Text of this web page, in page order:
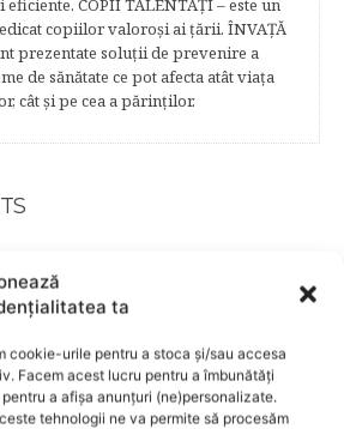
ta
cookie-urile pentru a stoca și/sau accesa
Facem acest lucru pentru a îmbunătăți
a afișa anunțuri (ne)personalizate.
tehnologii ne va permite să procesăm
COPII TALENTAŢI – este un
copiilor valoroși ai țării. ÎNVAŢĂ
prezentate soluţii de prevenire a
de sănătate ce pot afecta atât viaţa
cât şi pe cea a părinţilor.